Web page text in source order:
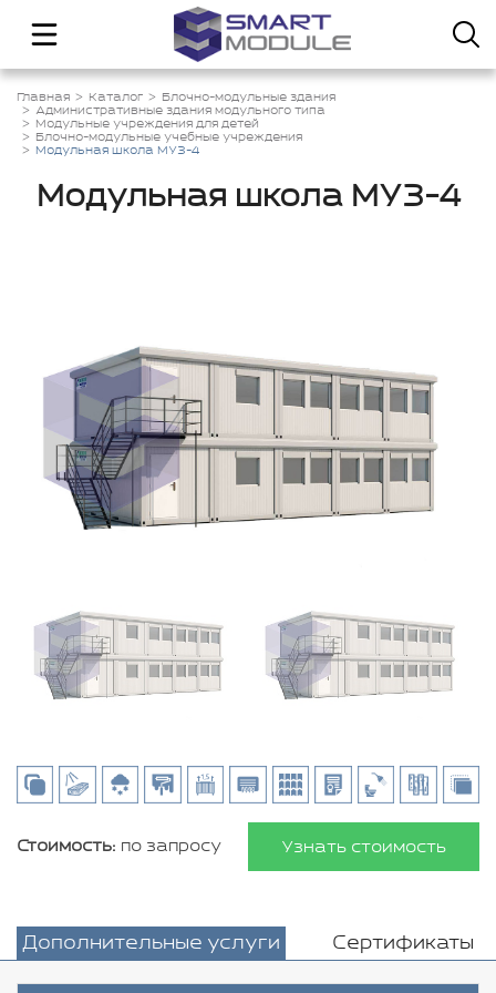
Главная Каталог
Блочно-модульные здания
Административные здания модульного типа
Модульные учреждения для детей
Блочно-модульные учебные учреждения
Модульная школа МУЗ-4
Модульная школа МУЗ-4
Стоимость: по запросу Узнать стоимость
Дополнительные услуги Сертификаты